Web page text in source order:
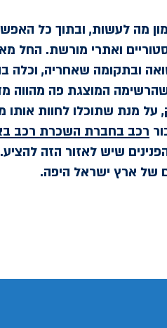
מה לעשות, ובתוך כל
ואתרי מורשת. החל
ובתקומה שאחריה, וכלה
המוצגת פה מהווה
מנת שתוכלו לחוות אותו
רכב בחברת השכרת רכב
שיש לאזור הזה
של ארץ ישראל היפה.